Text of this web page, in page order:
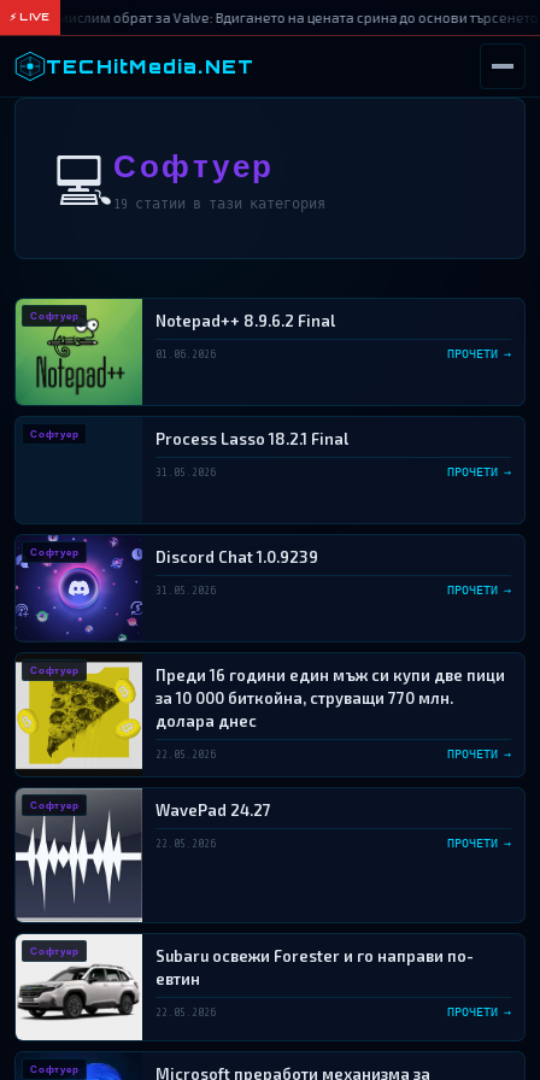
⚡ LIVEНемислим обрат за Valve: Вдигането на цената срина до основи търсенето
TECHitMedia.NET
💻Софтуер
19 статии в тази категория
Софтуер Notepad++ 8.9.6.2 Final
01.06.2026 ПРОЧЕТИ →
Софтуер Process Lasso 18.2.1 Final
31.05.2026 ПРОЧЕТИ →
Софтуер Discord Chat 1.0.9239
31.05.2026 ПРОЧЕТИ →
Софтуер
Преди 16 години един мъж си купи две пици
за 10 000 биткойна, струващи 770 млн.
долара днес
22.05.2026 ПРОЧЕТИ →
Софтуер WavePad 24.27
22.05.2026 ПРОЧЕТИ →
Софтуер
Subaru освежи Forester и го направи по-
евтин
22.05.2026 ПРОЧЕТИ →
Софтуер Microsoft преработи механизма за